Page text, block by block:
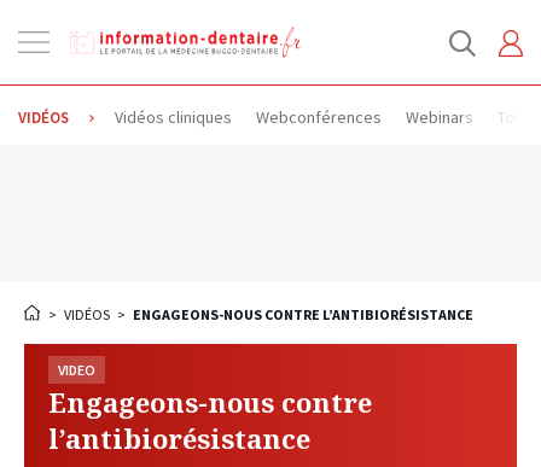
la
navigation
VIDÉOS Vidéos cliniques Webconférences Webinars
> VIDÉOS > ENGAGEONS-NOUS CONTRE L’ANTIBIORÉSISTANCE
VIDEO
Engageons-nous contre
l’antibiorésistance